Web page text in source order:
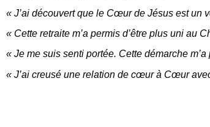
« J’ai découvert que le Cœur de Jésus est un
« Cette retraite m’a permis d’être plus uni au
« Je me suis senti portée. Cette démarche
« J’ai creusé une relation de cœur à Cœur